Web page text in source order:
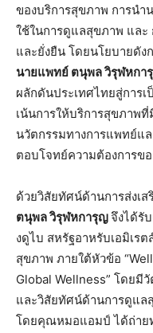
ของบริการสุขภาพ การนำ
ใช้ในการดูแลสุขภาพ แล
และยั่งยืน โดยนโยบายดั
นายแพทย์ ตนุพลวิรุฬหกา
ผลักดันประเทศไทยสู่การเ
เน้นการให้บริการสุขภาพ
นวัตกรรมทางการแพทย์แ
ตอบโจทย์ความต้องการข
ด้วยวิสัยทัศน์ด้านการส่งเ
ตนุพลวิรุฬหการุญ จึงได้รั
งดูไบ สหรัฐอาหรับเอมิเร
สุขภาพ ภายใต้หัวข้อ
Global Wellness” โดยมี
และวิสัยทัศน์ด้านการดูแล
โดยคุณหมอแอมป์ ได้ถ่าย